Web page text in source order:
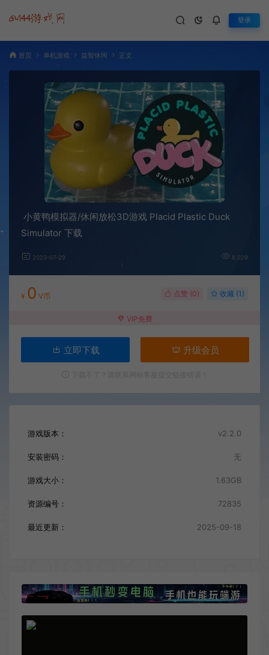
登录
首页 单机游戏 益智休闲 正文
小黄鸭模拟器/休闲放松3D游戏 Placid Plastic Duck
Simulator 下载
2023-07-29 8,029
¥ 0 V币 点赞 (0) 收藏 (1)
VIP免费
立即下载 升级会员
游戏版本： v2.2.0
安装密码： 无
游戏大小： 1.63GB
资源编号： 72835
最近更新： 2025-09-18